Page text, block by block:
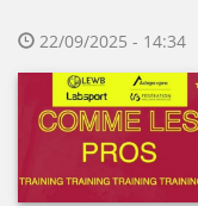
22/09/2025 - 14:34